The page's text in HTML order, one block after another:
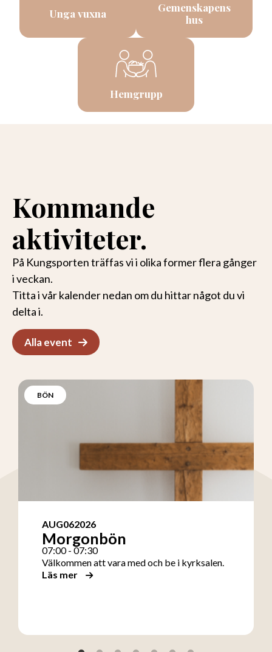
Unga vuxna
Gemenskapens
hus
Hemgrupp
Kommande
aktiviteter.
På Kungsporten träffas vi i olika former flera gånger
i veckan.
Titta i vår kalender nedan om du hittar något du vi
delta i.
Alla event
BÖN
AUG062026
Morgonbön
07:00 - 07:30
Välkommen att vara med och be i kyrksalen.
Läs mer